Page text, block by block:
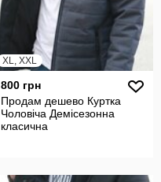
XL, XXL
800 грн
Продам дешево Куртка
Чоловіча Демісезонна
класична